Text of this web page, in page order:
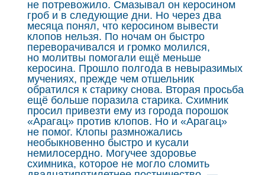
не потревожило. Смазывал он керосином
гроб и в следующие дни. Но через два
месяца понял, что керосином вывести
клопов нельзя. По ночам он быстро
переворачивался и громко молился,
но молитвы помогали ещё меньше
керосина. Прошло полгода в невыразимых
мучениях, прежде чем отшельник
обратился к старику снова. Вторая просьба
ещё больше поразила старика. Схимник
просил привезти ему из города порошок
«Арагац» против клопов. Но и «Арагац»
не помог. Клопы размножались
необыкновенно быстро и кусали
немилосердно. Могучее здоровье
схимника, которое не могло сломить